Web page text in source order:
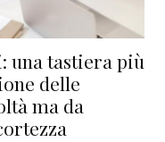
una tastiera più
delle
ma da